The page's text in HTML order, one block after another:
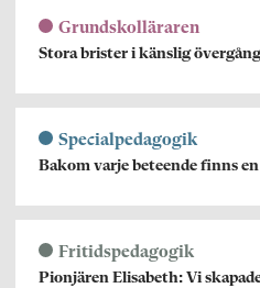
Grundskolläraren
Stora brister i känslig övergång
Specialpedagogik
Bakom varje beteende finns
Fritidspedagogik
Pionjären Elisabeth: Vi